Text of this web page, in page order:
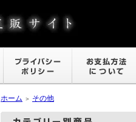
ホーム ＞ その他